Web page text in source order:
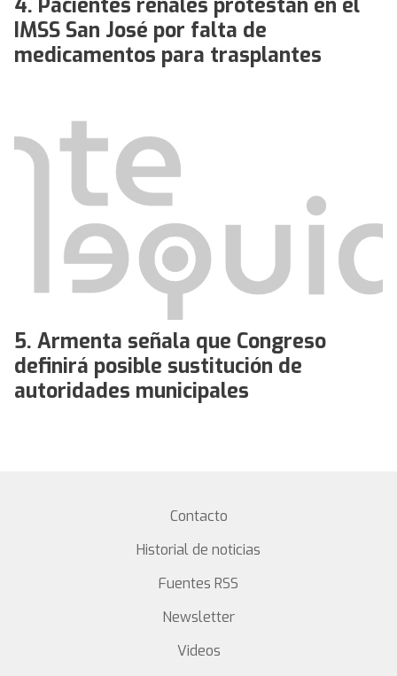
Pacientes renales protestan en el
IMSS San José por falta de
medicamentos para trasplantes
Armenta señala que Congreso
definirá posible sustitución de
autoridades municipales
Contacto
Historial de noticias
Fuentes RSS
Newsletter
Videos